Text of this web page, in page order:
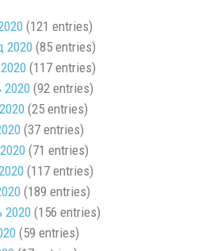
(121 entries)
2020(85 entries)
(117 entries)
2020(92 entries)
(25 entries)
(37 entries)
(71 entries)
(117 entries)
(189 entries)
2020(156 entries)
(59 entries)